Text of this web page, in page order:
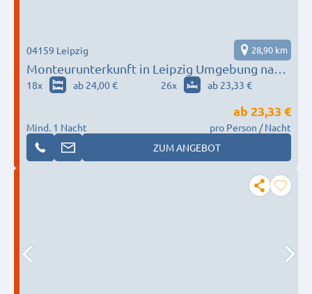
Monteurunterkunft in Leipzig Umgebung nach
Wunsch / Bedürfnis
04159 Leipzig 28,90 km
18x ab 24,00 € 26x ab 23,33 €
Mind. 1 Nacht
ab 23,33 €
pro Person / Nacht
ZUM ANGEBOT